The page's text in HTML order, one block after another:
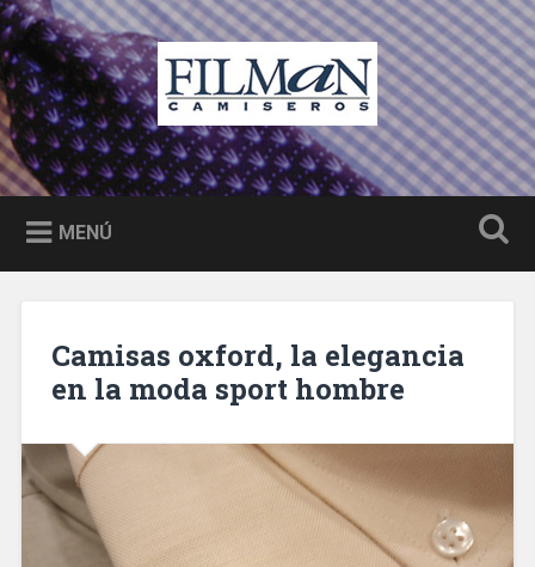
Saltar
al
contenido
Buscar
Filman camiseros Castellón
Camisas a medida, moda y complementos hombre
Castellón
MENÚ
Camisas oxford, la elegancia
en la moda sport hombre